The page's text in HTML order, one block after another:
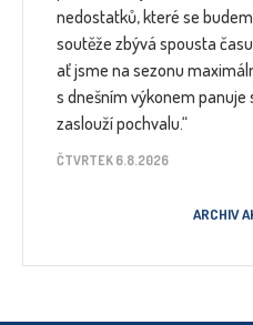
nedostatků, které se
soutěže zbývá spousta
ať jsme na sezonu
s dnešním výkonem panuje
zaslouží pochvalu.“
ČTVRTEK 6.8.2026
ARCHIV